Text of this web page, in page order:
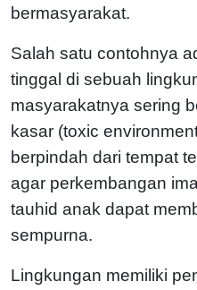
bermasyarakat.
Salah satu contohnya
tinggal di sebuah
masyarakatnya sering
kasar (toxic
berpindah dari tempat
agar perkembangan
tauhid anak dapat
sempurna.
Lingkungan memiliki